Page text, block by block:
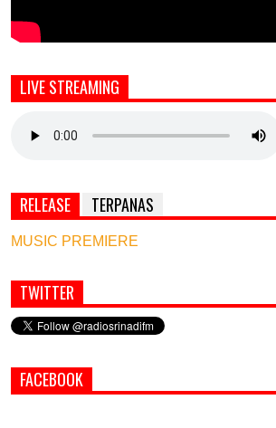
LIVE STREAMING
RELEASE TERPANAS
MUSIC PREMIERE
Simbol Persahabatan, RI Bangun Islamic Centre
di Afghanistan
PASAR MURAH
TWITTER
FACEBOOK